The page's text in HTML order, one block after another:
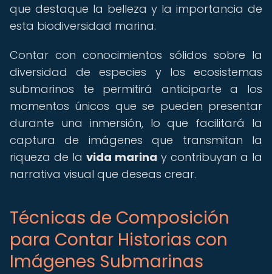
que destaque la belleza y la importancia de
esta biodiversidad marina.
Contar con conocimientos sólidos sobre la
diversidad de especies y los ecosistemas
submarinos te permitirá anticiparte a los
momentos únicos que se pueden presentar
durante una inmersión, lo que facilitará la
captura de imágenes que transmitan la
riqueza de la vida marina y contribuyan a la
narrativa visual que deseas crear.
Técnicas de Composición
para Contar Historias con
Imágenes Submarinas